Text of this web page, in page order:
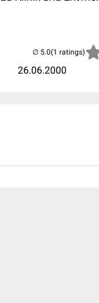
26.06.2000
(1 ratings)